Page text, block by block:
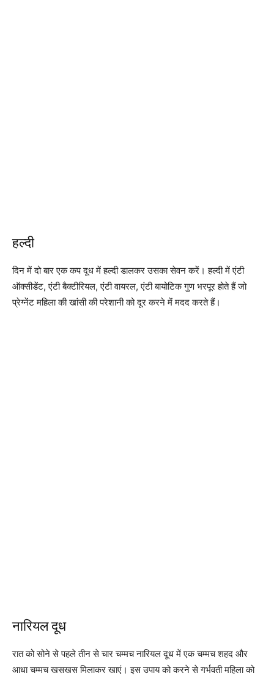
हल्दी
दिन में दो बार एक कप दूध में हल्दी डालकर उसका सेवन करें। हल्दी में एंटी
ऑक्सीडेंट, एंटी बैक्टीरियल, एंटी वायरल, एंटी बायोटिक गुण भरपूर होते हैं जो
प्रेग्नेंट महिला की खांसी की परेशानी को दूर करने में मदद करते हैं।
नारियल दूध
रात को सोने से पहले तीन से चार चम्मच नारियल दूध में एक चम्मच शहद और
आधा चम्मच खसखस मिलाकर खाएं। इस उपाय को करने से गर्भवती महिला को